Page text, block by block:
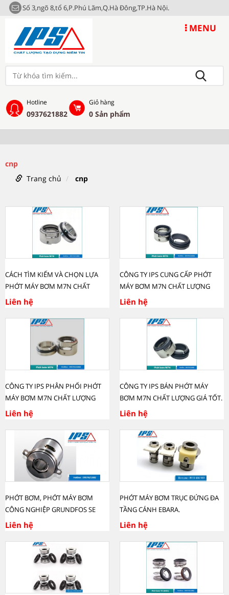
Số 3,ngõ 8,tổ 6,P.Phú Lãm,Q.Hà Đông,TP.Hà Nội.
MENU
Hotline
0937621882
Giỏ hàng
0 Sản phẩm
cnp
Trang chủ
cnp
CÁCH TÌM KIẾM VÀ CHỌN LỰA
PHỚT MÁY BƠM M7N CHẤT
LƯỢNG, UY TÍN TRÊN THỊ
TRƯỜNG
Liên hệ
CÔNG TY IPS CUNG CẤP PHỚT
MÁY BƠM M7N CHẤT LƯỢNG
Liên hệ
CÔNG TY IPS PHÂN PHỐI PHỚT
MÁY BƠM M7N CHẤT LƯỢNG
TRÊN TOÀN QUỐC.
Liên hệ
CÔNG TY IPS BÁN PHỚT MÁY
BƠM M7N CHẤT LƯỢNG GIÁ TỐT.
Liên hệ
PHỚT BƠM, PHỚT MÁY BƠM
CÔNG NGHIỆP GRUNDFOS SE
Liên hệ
PHỚT MÁY BƠM TRỤC ĐỨNG ĐA
TẦNG CÁNH EBARA.
Liên hệ